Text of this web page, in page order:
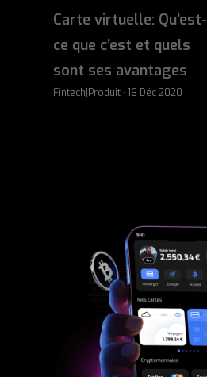
Carte virtuelle: Qu’est-
ce que c’est et quels
sont ses avantages
Fintech|Produit · 16 Déc 2020